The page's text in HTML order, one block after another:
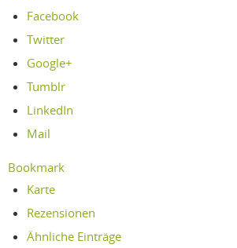
Facebook
Twitter
Google+
Tumblr
LinkedIn
Mail
Bookmark
Karte
Rezensionen
Ähnliche Einträge